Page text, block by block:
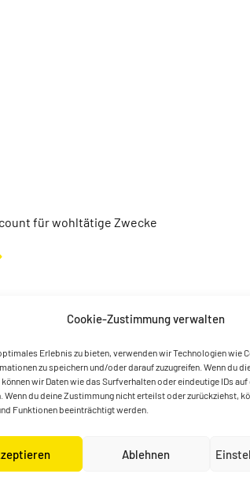
Cookie-Zustimmung verwalten
Erlebnis zu bieten, verwenden wir Technologien wie
zu speichern und/oder darauf zuzugreifen. Wenn du
wir Daten wie das Surfverhalten oder eindeutige IDs
Wenn du deine Zustimmung nicht erteilst oder zurückziehst,
Funktionen beeinträchtigt werden.
Ablehnen
für wohltätige Zwecke